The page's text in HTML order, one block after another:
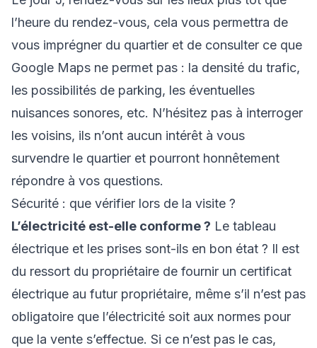
l’heure du rendez-vous, cela vous permettra de
vous imprégner du quartier et de consulter ce que
Google Maps ne permet pas : la densité du trafic,
les possibilités de parking, les éventuelles
nuisances sonores, etc. N’hésitez pas à interroger
les voisins, ils n’ont aucun intérêt à vous
survendre le quartier et pourront honnêtement
répondre à vos questions.
Sécurité : que vérifier lors de la visite ?
L’électricité est-elle conforme ? Le tableau
électrique et les prises sont-ils en bon état ? Il est
du ressort du propriétaire de fournir un certificat
électrique au futur propriétaire, même s’il n’est pas
obligatoire que l’électricité soit aux normes pour
que la vente s’effectue. Si ce n’est pas le cas,